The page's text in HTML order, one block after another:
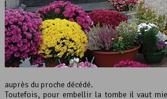
auprès du proche décédé.
Toutefois, pour embellir la tombe il vaut